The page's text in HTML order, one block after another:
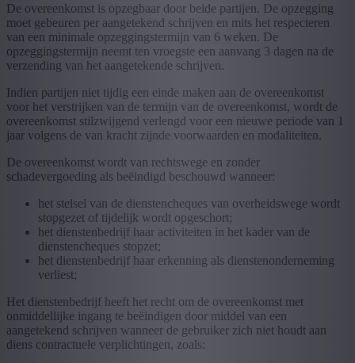
De overeenkomst is opzegbaar door beide partijen. De opzegging
moet gebeuren per aangetekend schrijven en mits het respecteren
van een minimale opzeggingstermijn van 6 weken. De
opzeggingstermijn neemt ten vroegste een aanvang 3 dagen na de
verzending van het aangetekende schrijven.
Indien partijen niet tijdig een einde maken aan de overeenkomst
voor het verstrijken van de termijn van de overeenkomst, wordt de
overeenkomst stilzwijgend verlengd voor een nieuwe periode van 1
jaar volgens de van kracht zijnde voorwaarden en modaliteiten.
De overeenkomst wordt van rechtswege en zonder
schadevergoeding als beëindigd beschouwd wanneer:
het stelsel van de dienstencheques van overheidswege wordt
stopgezet of tijdelijk wordt opgeschort;
het dienstenbedrijf haar activiteiten in het kader van de
dienstencheques stopzet;
het dienstenbedrijf haar erkenning als dienstenonderneming
verliest;
Het dienstenbedrijf heeft het recht om de overeenkomst met
onmiddellijke ingang te beëindigen door middel van een
aangetekend schrijven wanneer de gebruiker zich niet houdt aan
diens contractuele verplichtingen, zoals: